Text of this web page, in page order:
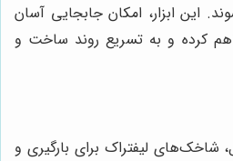
این ابزار، امکان جابجایی آسان
کرده و به تسریع روند ساخت و
لیفتراک برای بارگیری و